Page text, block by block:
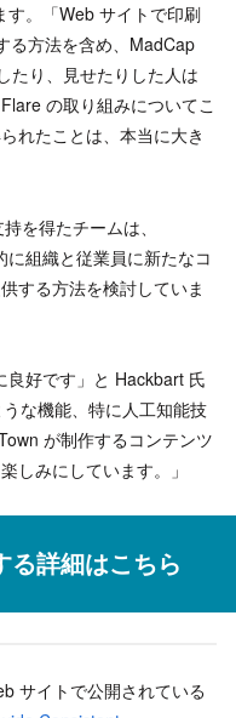
す。「Web サイトで印刷
る方法を含め、MadCap
たり、見せたりした人は
の取り組みについてこ
れたことは、本当に大き
を得たチームは、
組織と従業員に新たなコ
する方法を検討していま
良好です」と Hackbart 氏
な機能、特に人工知能技
が制作するコンテンツ
しみにしています。」
る詳細はこちら
サイトで公開されている